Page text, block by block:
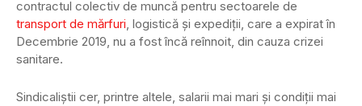
contractul colectiv de muncă pentru sectoarele de
transport de mărfuri, logistică și expediții, care a expirat în
Decembrie 2019, nu a fost încă reînnoit, din cauza crizei
sanitare.
Sindicaliștii cer, printre altele, salarii mai mari și condiții mai